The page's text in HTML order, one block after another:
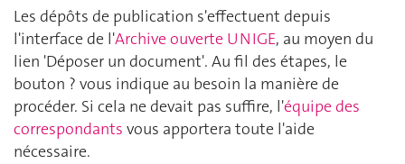
Les dépôts de publication s'effectuent depuis
l'interface de l'Archive ouverte UNIGE, au moyen du
lien 'Déposer un document'. Au fil des étapes, le
bouton ? vous indique au besoin la manière de
procéder. Si cela ne devait pas suffire, l'équipe des
correspondants vous apportera toute l'aide
nécessaire.